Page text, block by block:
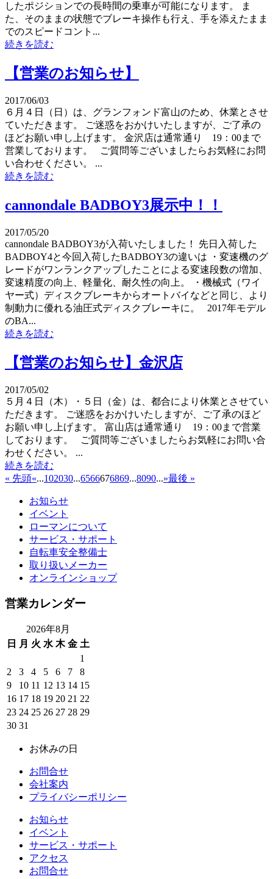
したポジションでの長時間の乗車が可能になります。 ま
た、そのままの状態でブレーキ操作も行え、手を添えたまま
でのスピードコント...
続きを読む
【営業のお知らせ】
2017/06/03
６月４日（日）は、グランフォンド富山のため、休業とさせ
ていただきます。 ご迷惑をおかけいたしますが、ご了承の
ほどお願い申し上げます。 金沢店は通常通り 19：00まで
営業しております。 ご質問等ございましたらお気軽にお問
い合わせください。 ...
続きを読む
cannondale BADBOY3展示中！！
2017/05/20
cannondale BADBOY3が入荷いたしました！ 先日入荷した
BADBOY4と今回入荷したBADBOY3の違いは ・変速機のグ
レードがワンランクアップしたことによる変速段数の増加、
変速精度の向上、軽量化、耐久性の向上。 ・機械式（ワイ
ヤー式）ディスクブレーキからオートバイなどと同じ、より
制動力に優れる油圧式ディスクブレーキに。 2017年モデル
のBA...
続きを読む
【営業のお知らせ】金沢店
2017/05/02
５月４日（木）・５日（金）は、都合により休業とさせてい
ただきます。 ご迷惑をおかけいたしますが、ご了承のほど
お願い申し上げます。 富山店は通常通り 19：00まで営業
しております。 ご質問等ございましたらお気軽にお問い合
わせください。 ...
続きを読む
« 先頭«...102030...6566676869...8090...»最後 »
お知らせ
イベント
ローマンについて
サービス・サポート
自転車安全整備士
取り扱いメーカー
オンラインショップ
営業カレンダー
2026年8月
日
月 火 水 木 金 土
1
2
3 4 5 6 7
8
9
10 11 12 13 14 15
16 17 18 19 20 21 22
23 24 25 26 27 28 29
30 31
お休みの日
お問合せ
会社案内
プライバシーポリシー
お知らせ
イベント
サービス・サポート
アクセス
お問合せ